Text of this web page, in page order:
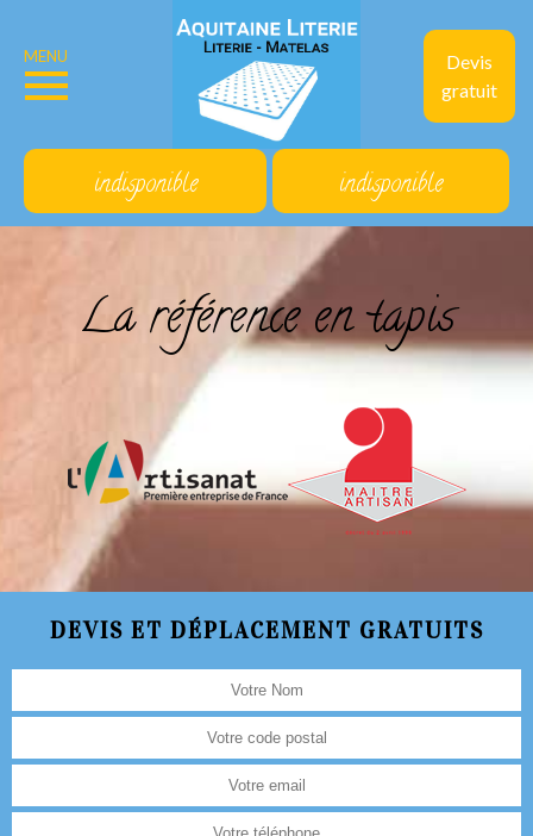
Devis
gratuit
MENU
indisponible indisponible
La référence en tapis
DEVIS ET DÉPLACEMENT GRATUITS